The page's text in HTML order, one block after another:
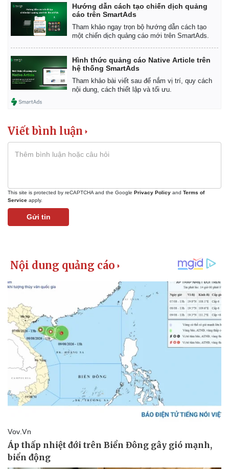
Bóng đá
Lịch thi đấu bóng đá
Thế giới thể thao
eSports
Ô tô - Xe máy
Xe máy
Hướng dẫn cách tạo chiến dịch quảng
cáo trên SmartAds
Tham khảo ngay trọn bộ hướng dẫn cách tạo
một chiến dịch quảng cáo mới trên SmartAds.
Hình thức quảng cáo Native Article trên
hệ thống SmartAds
Tham khảo bài viết sau để nắm vị trí, quy cách
nội dung, cách thiết lập và tối ưu.
Viết bình luận
This site is protected by reCAPTCHA and the Google Privacy Policy and Terms of
Service apply.
Gửi tin